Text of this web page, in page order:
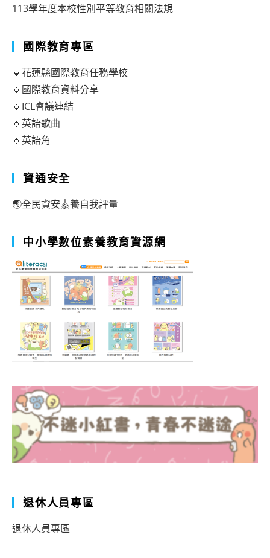
113學年度本校性別平等教育相關法規
國際教育專區
🔹花蓮縣國際教育任務學校
🔹國際教育資料分享
🔹ICL會議連結
🔹英語歌曲
🔹英語角
資通安全
🌏全民資安素養自我評量
中小學數位素養教育資源網
退休人員專區
退休人員專區